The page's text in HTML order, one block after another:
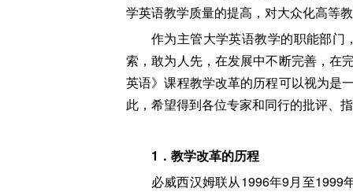
学英语教学质量的提高，对大众化高等
作为主管大学英语教学的职能部门
索，敢为人先，在发展中不断完善，在
英语》课程教学改革的历程可以视为是
此，希望得到各位专家和同行的批评、
1 ．教学改革的历程
必威西汉姆联从1996年9月至1999